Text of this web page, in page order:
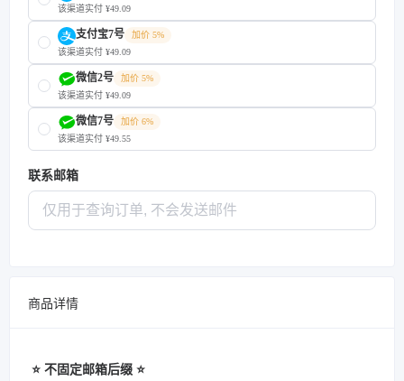
该渠道实付 ¥49.09
支付宝7号
加价 5%
该渠道实付 ¥49.09
微信2号
加价 5%
该渠道实付 ¥49.09
微信7号
加价 6%
该渠道实付 ¥49.55
联系邮箱
商品详情
⭐️ 不固定邮箱后缀 ⭐️